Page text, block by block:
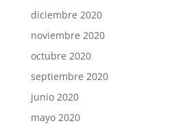
diciembre 2020
noviembre 2020
octubre 2020
septiembre 2020
junio 2020
mayo 2020